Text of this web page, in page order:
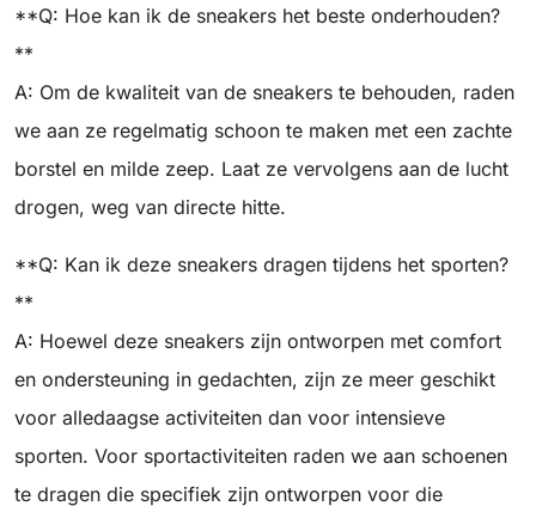
**Q: Hoe kan ik de sneakers het beste onderhouden?
**
A: Om de kwaliteit van de sneakers te behouden, raden
we aan ze regelmatig schoon te maken met een zachte
borstel en milde zeep. Laat ze vervolgens aan de lucht
drogen, weg van directe hitte.
**Q: Kan ik deze sneakers dragen tijdens het sporten?
**
A: Hoewel deze sneakers zijn ontworpen met comfort
en ondersteuning in gedachten, zijn ze meer geschikt
voor alledaagse activiteiten dan voor intensieve
sporten. Voor sportactiviteiten raden we aan schoenen
te dragen die specifiek zijn ontworpen voor die